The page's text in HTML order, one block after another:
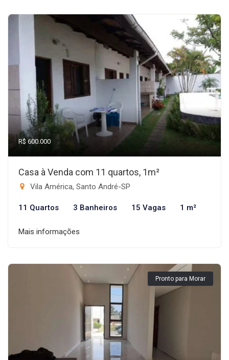
R$ 600.000
Casa à Venda com 11 quartos, 1m²
Vila América, Santo André-SP
11 Quartos 3 Banheiros 15 Vagas 1 m²
Mais informações
Pronto para Morar